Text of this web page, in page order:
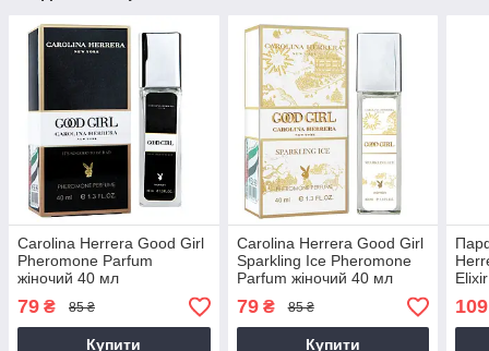
Carolina Herrera Good Girl
Pheromone Parfum
жіночий 40 мл
79 ₴ 85 ₴
Купити
Carolina Herrera Good Girl
Sparkling Ice Pheromone
Parfum жіночий 40 мл
79₴ 85 ₴
Купити
109